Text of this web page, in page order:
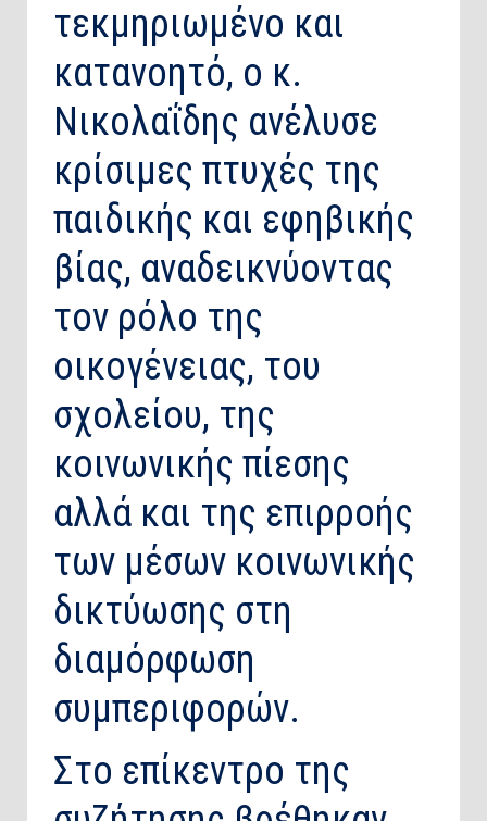
τεκμηριωμένο και
κατανοητό, ο κ.
Νικολαΐδης ανέλυσε
κρίσιμες πτυχές της
παιδικής και εφηβικής
βίας, αναδεικνύοντας
τον ρόλο της
οικογένειας, του
σχολείου, της
κοινωνικής πίεσης
αλλά και της επιρροής
των μέσων κοινωνικής
δικτύωσης στη
διαμόρφωση
συμπεριφορών.
Στο επίκεντρο της